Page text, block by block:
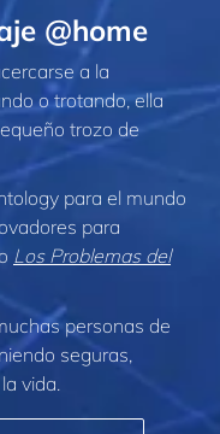
@home
a la
o trotando, ella
trozo de
para el mundo
para
Los Problemas del
personas de
seguras,
vida.